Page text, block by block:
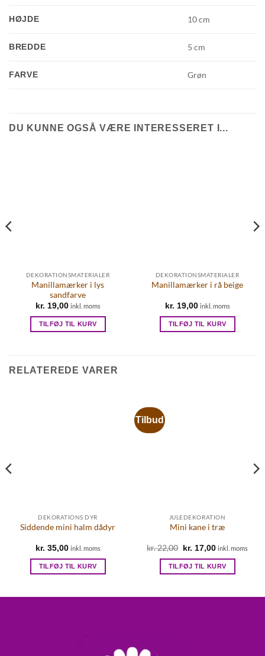
HØJDE 10 cm
BREDDE 5 cm
FARVE Grøn
DU KUNNE OGSÅ VÆRE INTERESSERET I...
DEKORATIONSMATERIALER
Manillamærker i lys
sandfarve
kr. 19,00 inkl. moms
TILFØJ TIL KURV
DEKORATIONSMATERIALER
Manillamærker i rå beige
kr. 19,00 inkl. moms
TILFØJ TIL KURV
RELATEREDE VARER
DEKORATIONS DYR
Siddende mini halm dådyr
kr. 35,00 inkl. moms
TILFØJ TIL KURV
Tilbud
JULEDEKORATION
Mini kane i træ
kr.22,00 Den
pris
var:
kr. 17,00Den
pris
er:
inkl. moms
TILFØJ TIL KURV